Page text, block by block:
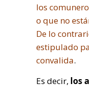
los
o que no
De lo
estipulado
convalida.
Es decir, los